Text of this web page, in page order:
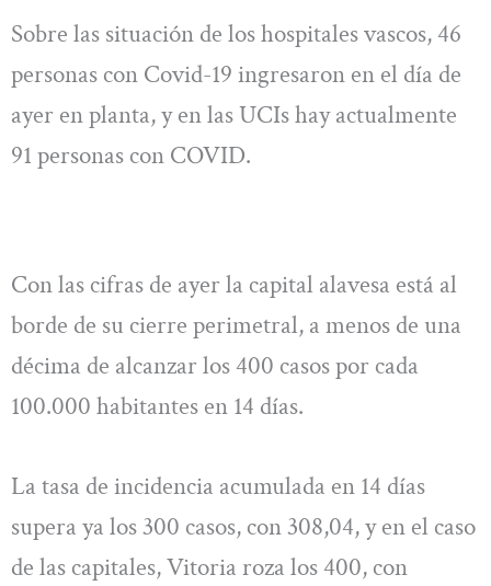
Sobre las situación de los hospitales vascos, 46
personas con Covid-19 ingresaron en el día de
ayer en planta, y en las UCIs hay actualmente
91 personas con COVID.
Con las cifras de ayer la capital alavesa está al
borde de su cierre perimetral, a menos de una
décima de alcanzar los 400 casos por cada
100.000 habitantes en 14 días.
La tasa de incidencia acumulada en 14 días
supera ya los 300 casos, con 308,04, y en el caso
de las capitales, Vitoria roza los 400, con